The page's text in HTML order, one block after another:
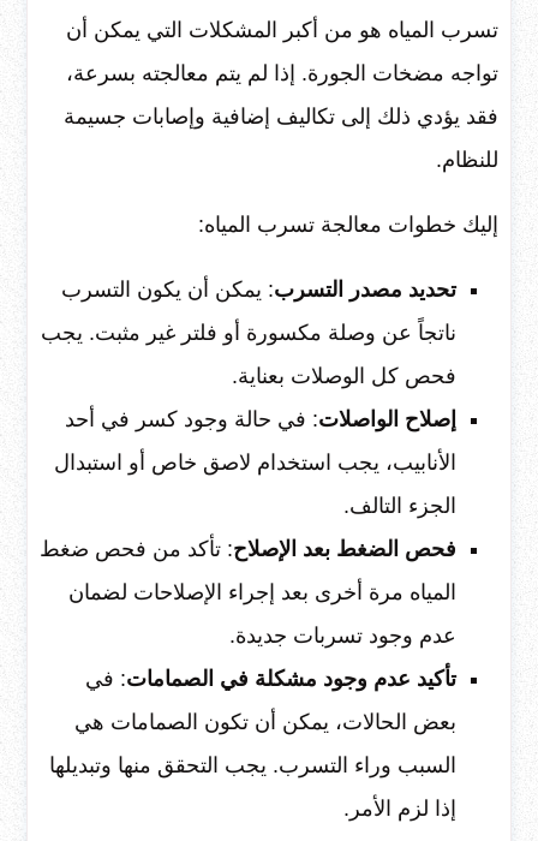
تسرب المياه هو من أكبر المشكلات التي يمكن أن
تواجه مضخات الجورة. إذا لم يتم معالجته بسرعة،
فقد يؤدي ذلك إلى تكاليف إضافية وإصابات جسيمة
للنظام.
إليك خطوات معالجة تسرب المياه:
تحديد مصدر التسرب: يمكن أن يكون التسرب
ناتجاً عن وصلة مكسورة أو فلتر غير مثبت. يجب
فحص كل الوصلات بعناية.
إصلاح الواصلات: في حالة وجود كسر في أحد
الأنابيب، يجب استخدام لاصق خاص أو استبدال
الجزء التالف.
فحص الضغط بعد الإصلاح: تأكد من فحص ضغط
المياه مرة أخرى بعد إجراء الإصلاحات لضمان
عدم وجود تسربات جديدة.
تأكيد عدم وجود مشكلة في الصمامات: في
بعض الحالات، يمكن أن تكون الصمامات هي
السبب وراء التسرب. يجب التحقق منها وتبديلها
إذا لزم الأمر.